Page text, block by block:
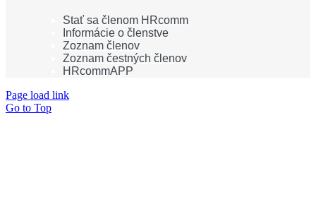
Stať sa členom HRcomm
Informácie o členstve
Zoznam členov
Zoznam čestných členov
HRcommAPP
Page load link
Go to Top